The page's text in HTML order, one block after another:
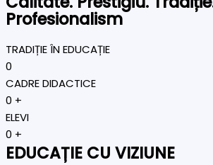
Profesionalism
TRADIȚIE ÎN EDUCAȚIE
0
CADRE DIDACTICE
0 +
ELEVI
0 +
EDUCAȚIE CU VIZIUNE